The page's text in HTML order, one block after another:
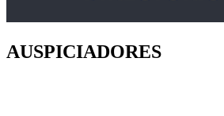
AUSPICIADORES